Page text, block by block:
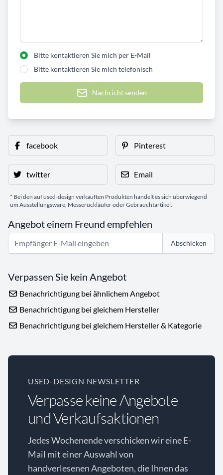
Bitte kontaktieren Sie mich per E-Mail
Bitte kontaktieren Sie mich telefonisch
Nachricht senden
facebook Pinterest
twitter Email
* Bei den auf used-design verkauften Produkten handelt es sich überwiegend
um Ausstellungsware, Messerückläufer oder Gebrauchtartikel.
Angebot einem Freund empfehlen
Abschicken
Verpassen Sie kein Angebot
Benachrichtigung bei ähnlichem Angebot
Benachrichtigung bei gleichem Hersteller
Benachrichtigung bei gleichem Hersteller & Kategorie
USED-DESIGN NEWSLETTER
Verpasse keine Angebote
und Verkaufsaktionen
Jedes Wochenende verschicken wir eine E-
Mail mit einer Auswahl von
handverlesenen Angeboten, die Ihnen das